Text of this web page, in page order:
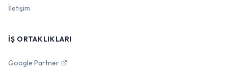
İletişim
İŞ ORTAKLIKLARI
Google Partner